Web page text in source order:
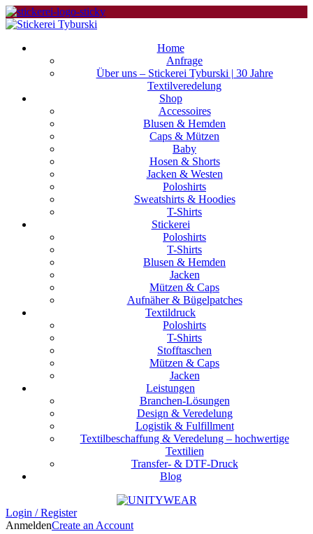
Home
Anfrage
Über uns – Stickerei Tyburski | 30 Jahre
Textilveredelung
Shop
Accessoires
Blusen & Hemden
Caps & Mützen
Baby
Hosen & Shorts
Jacken & Westen
Poloshirts
Sweatshirts & Hoodies
T-Shirts
Stickerei
Poloshirts
T-Shirts
Blusen & Hemden
Jacken
Mützen & Caps
Aufnäher & Bügelpatches
Textildruck
Poloshirts
T-Shirts
Stofftaschen
Mützen & Caps
Jacken
Leistungen
Branchen-Lösungen
Design & Veredelung
Logistik & Fulfillment
Textilbeschaffung & Veredelung – hochwertige
Textilien
Transfer- & DTF-Druck
Blog
Login / Register
AnmeldenCreate an Account